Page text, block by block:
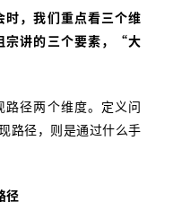
，我们重点看三个维
宗讲的三个要素，“大
径两个维度。定义问
路径，则是通过什么手
径